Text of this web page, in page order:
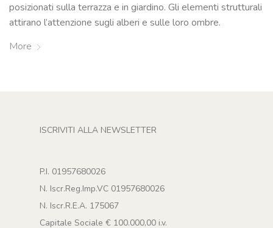
posizionati sulla terrazza e in giardino. Gli elementi strutturali
attirano l’attenzione sugli alberi e sulle loro ombre.
More
ISCRIVITI ALLA NEWSLETTER
P.I. 01957680026
N. Iscr.Reg.Imp.VC 01957680026
N. Iscr.R.E.A. 175067
Capitale Sociale € 100.000,00 i.v.